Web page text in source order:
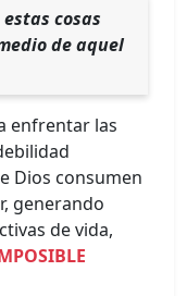
cosas
de aquel
enfrentar las
Dios consumen
generando
de vida,